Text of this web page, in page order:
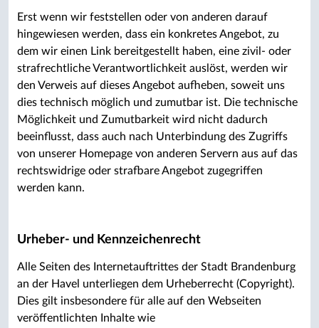
Erst wenn wir feststellen oder von anderen darauf
hingewiesen werden, dass ein konkretes Angebot, zu
dem wir einen Link bereitgestellt haben, eine zivil- oder
strafrechtliche Verantwortlichkeit auslöst, werden wir
den Verweis auf dieses Angebot aufheben, soweit uns
dies technisch möglich und zumutbar ist. Die technische
Möglichkeit und Zumutbarkeit wird nicht dadurch
beeinflusst, dass auch nach Unterbindung des Zugriffs
von unserer Homepage von anderen Servern aus auf das
rechtswidrige oder strafbare Angebot zugegriffen
werden kann.
Urheber- und Kennzeichenrecht
Alle Seiten des Internetauftrittes der Stadt Brandenburg
an der Havel unterliegen dem Urheberrecht (Copyright).
Dies gilt insbesondere für alle auf den Webseiten
veröffentlichten Inhalte wie